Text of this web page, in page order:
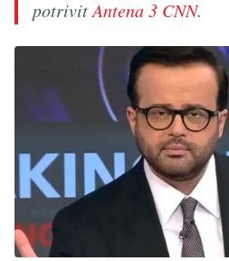
potrivitAntena 3 CNN.